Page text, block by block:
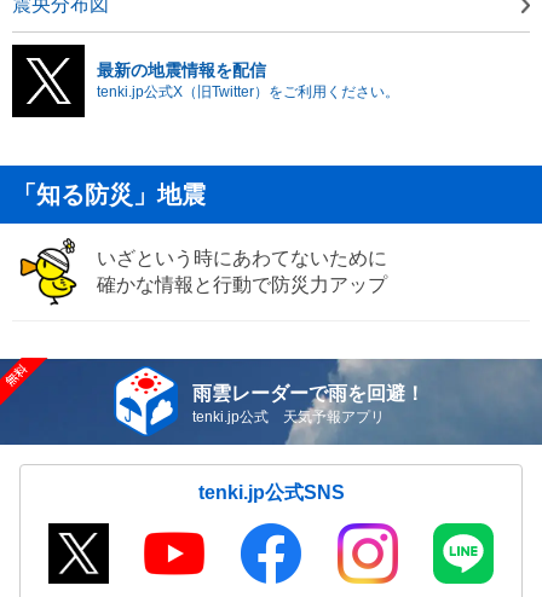
震央分布図
最新の地震情報を配信
tenki.jp公式X（旧Twitter）をご利用ください。
「知る防災」地震
いざという時にあわてないために
確かな情報と行動で防災力アップ
雨雲レーダーで雨を回避！
tenki.jp公式 天気予報アプリ
tenki.jp公式SNS